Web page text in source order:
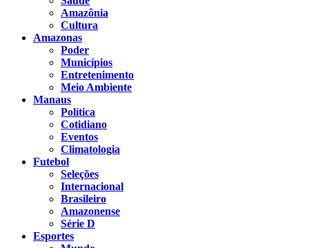
Amazônia
Cultura
Amazonas
Poder
Municípios
Entretenimento
Meio Ambiente
Manaus
Política
Cotidiano
Eventos
Climatologia
Futebol
Seleções
Internacional
Brasileiro
Amazonense
Série D
Esportes